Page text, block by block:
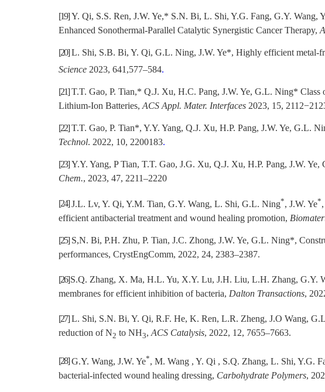
[19]Y. Qi, S.S. Ren, J.W. Ye,* S.N. Bi, L. Shi, Y.G. Fang, G.Y.
Enhanced Sonothermal-Parallel Catalytic Synergistic Cancer Therapy,
[20]L. Shi, S.B. Bi, Y. Qi, G.L. Ning, J.W. Ye*, Highly efficient metal-
Science 2023, 641,577–584.
[21]T.T. Gao, P. Tian,* Q.J. Xu, H.C. Pang, J.W. Ye, G.L. Ning*
Lithium-Ion Batteries, ACS Appl. Mater. Interfaces 2023, 15,
[22]T.T. Gao, P. Tian*, Y.Y. Yang, Q.J. Xu, H.P. Pang, J.W. Ye, G.L.
Technol. 2022, 10, 2200183.
[23]Y.Y. Yang, P Tian, T.T. Gao, J.G. Xu, Q.J. Xu, H.P. Pang, J.W.
Chem., 2023, 47, 2211–2220
[24] J.L. Lv, Y. Qi, Y.M. Tian, G.Y. Wang, L. Shi, G.L. Ning*, J.W. Ye*
efficient antibacterial treatment and wound healing promotion,
[25]S,N. Bi, P.H. Zhu, P. Tian, J.C. Zhong, J.W. Ye, G.L. Ning*,
performances, CrystEngComm, 2022, 24, 2383–2387.
[26]S.Q. Zhang, X. Ma, H.L. Yu, X.Y. Lu, J.H. Liu, L.H. Zhang, G.Y.
membranes for efficient inhibition of bacteria, Dalton Transactions,
[27]L. Shi, S.N. Bi, Y. Qi, R.F. He, K. Ren, L.R. Zheng, J.O Wang,
reduction of N2 to NH3, ACS Catalysis, 2022, 12, 7655–7663.
[28] G.Y. Wang, J.W. Ye*, M. Wang , Y. Qi , S.Q. Zhang, L. Shi, Y.G.
bacterial-infected wound healing dressing, Carbohydrate Polymers,